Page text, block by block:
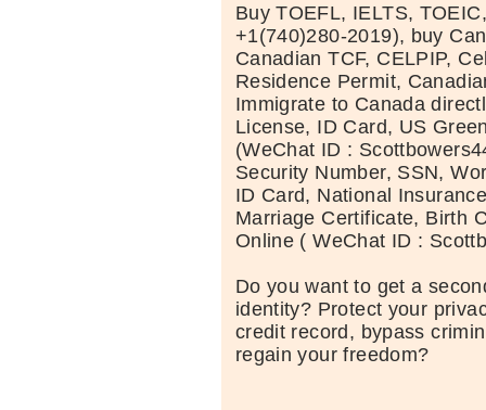
Buy TOEFL, IELTS,
+1(740)280-2019), buy
Canadian TCF, CELPIP,
Residence Permit,
Immigrate to Canada
License, ID Card, US
(WeChat ID :
Security Number, SSN,
ID Card, National
Marriage Certificate, Birth
Online ( WeChat ID :
Do you want to get a
identity? Protect your
credit record, bypass
regain your freedom?